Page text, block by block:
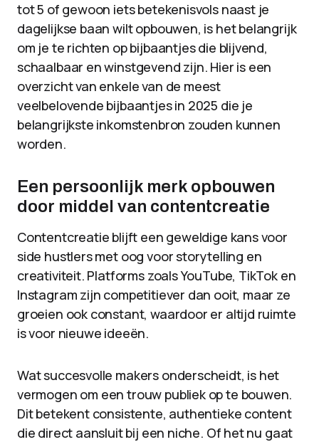
tot 5 of gewoon iets betekenisvols naast je
dagelijkse baan wilt opbouwen, is het belangrijk
om je te richten op bijbaantjes die blijvend,
schaalbaar en winstgevend zijn. Hier is een
overzicht van enkele van de meest
veelbelovende bijbaantjes in 2025 die je
belangrijkste inkomstenbron zouden kunnen
worden.
Een persoonlijk merk opbouwen
door middel van contentcreatie
Contentcreatie blijft een geweldige kans voor
side hustlers met oog voor storytelling en
creativiteit. Platforms zoals YouTube, TikTok en
Instagram zijn competitiever dan ooit, maar ze
groeien ook constant, waardoor er altijd ruimte
is voor nieuwe ideeën.
Wat succesvolle makers onderscheidt, is het
vermogen om een ​​trouw publiek op te bouwen.
Dit betekent consistente, authentieke content
die direct aansluit bij een niche. Of het nu gaat